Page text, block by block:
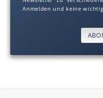
Anmelden und keine